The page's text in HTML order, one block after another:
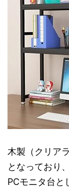
木製（クリア
となっており
PCモニタ台と